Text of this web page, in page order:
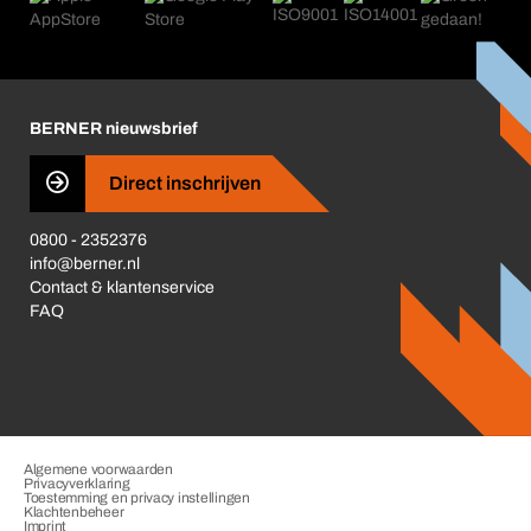
Nieuws
BERNER nieuwsbrief
Direct inschrijven
0800 - 2352376
info@berner.nl
Contact & klantenservice
FAQ
Algemene voorwaarden
Privacyverklaring
Toestemming en privacy instellingen
Klachtenbeheer
Imprint